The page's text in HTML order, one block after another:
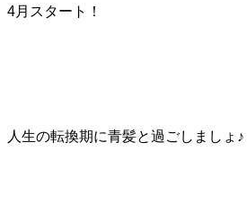
4月スタート！
人生の転換期に青髪と過ごしましょ